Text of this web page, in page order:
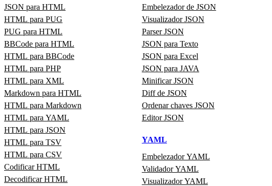
JSON para HTML
HTML para PUG
PUG para HTML
BBCode para HTML
HTML para BBCode
HTML para PHP
HTML para XML
Markdown para HTML
HTML para Markdown
HTML para YAML
HTML para JSON
HTML para TSV
HTML para CSV
Codificar HTML
Decodificar HTML
Embelezador de JSON
Visualizador JSON
Parser JSON
JSON para Texto
JSON para Excel
JSON para JAVA
Minificar JSON
Diff de JSON
Ordenar chaves JSON
Editor JSON
YAML
Embelezador YAML
Validador YAML
Visualizador YAML